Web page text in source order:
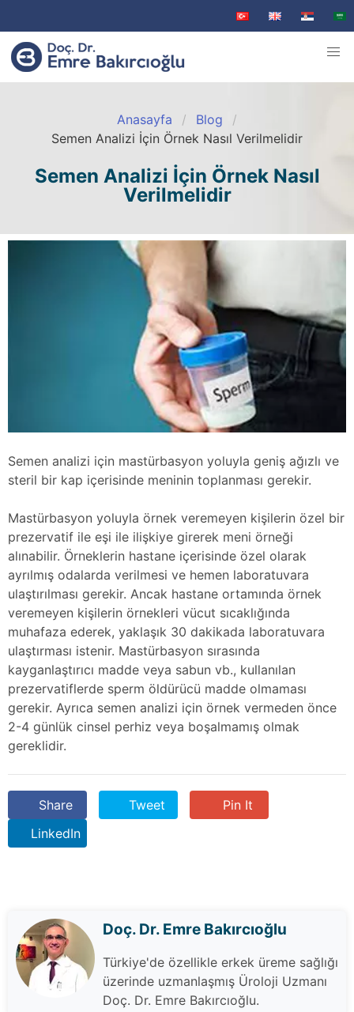
Anasayfa
Blog
Semen Analizi İçin Örnek Nasıl Verilmelidir
Semen Analizi İçin Örnek Nasıl
Verilmelidir
Semen analizi için mastürbasyon yoluyla geniş ağızlı ve
steril bir kap içerisinde meninin toplanması gerekir.
Mastürbasyon yoluyla örnek veremeyen kişilerin özel bir
prezervatif ile eşi ile ilişkiye girerek meni örneği
alınabilir. Örneklerin hastane içerisinde özel olarak
ayrılmış odalarda verilmesi ve hemen laboratuvara
ulaştırılması gerekir. Ancak hastane ortamında örnek
veremeyen kişilerin örnekleri vücut sıcaklığında
muhafaza ederek, yaklaşık 30 dakikada laboratuvara
ulaştırması istenir. Mastürbasyon sırasında
kayganlaştırıcı madde veya sabun vb., kullanılan
prezervatiflerde sperm öldürücü madde olmaması
gerekir. Ayrıca semen analizi için örnek vermeden önce
2-4 günlük cinsel perhiz veya boşalmamış olmak
gereklidir.
Share Tweet
Pin It
LinkedIn
Doç. Dr. Emre Bakırcıoğlu
Türkiye'de özellikle erkek üreme sağlığı
üzerinde uzmanlaşmış Üroloji Uzmanı
Doç. Dr. Emre Bakırcıoğlu.